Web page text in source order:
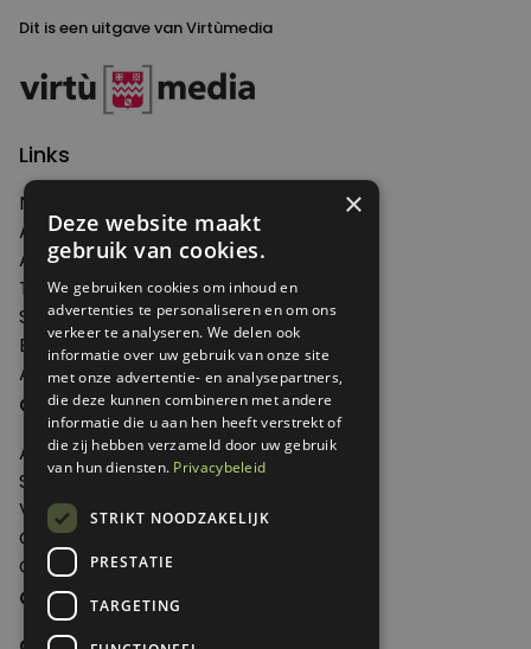
Dit is een uitgave van Virtùmedia
Links
Nieuws
Artikelen
Agenda
Thema's
Shop
Edities
Abonneren
Over Genoeg
Adverteren
Samenwerken
Verkooppunten
Over Genoeg
Contact
Contactgegevens
×
Deze website maakt
gebruik van cookies.
We gebruiken cookies om inhoud en
advertenties te personaliseren en om ons
verkeer te analyseren. We delen ook
informatie over uw gebruik van onze site
met onze advertentie- en analysepartners,
die deze kunnen combineren met andere
informatie die u aan hen heeft verstrekt of
die zij hebben verzameld door uw gebruik
van hun diensten. Privacybeleid
STRIKT NOODZAKELIJK
PRESTATIE
TARGETING